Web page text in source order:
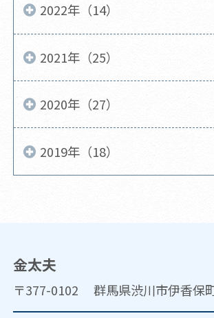
2022年（14）
2021年（25）
2020年（27）
2019年（18）
金太夫
〒377-0102 群馬県渋川市伊香保